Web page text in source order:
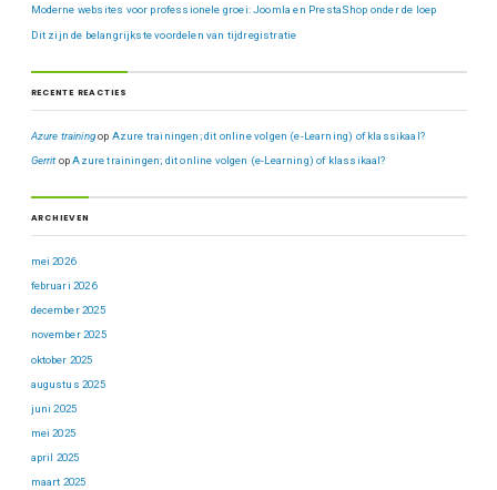
Moderne websites voor professionele groei: Joomla en PrestaShop onder de loep
Dit zijn de belangrijkste voordelen van tijdregistratie
RECENTE REACTIES
Azure trainingop Azure trainingen; dit online volgen (e-Learning) of klassikaal?
Gerrit opAzure trainingen; dit online volgen (e-Learning) of klassikaal?
ARCHIEVEN
mei 2026
februari 2026
december 2025
november 2025
oktober 2025
augustus 2025
juni 2025
mei 2025
april 2025
maart 2025